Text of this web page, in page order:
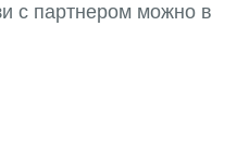
с партнером можно в